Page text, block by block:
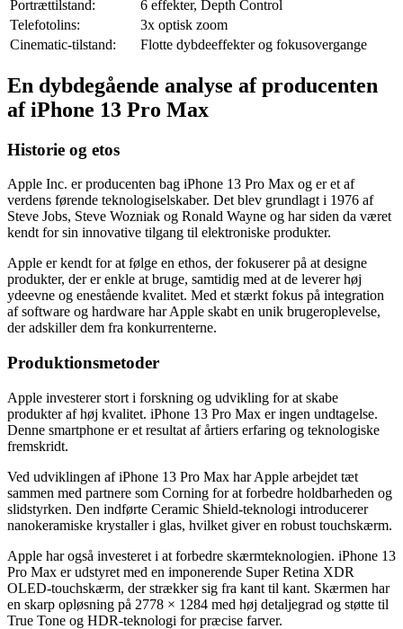
Portrættilstand:
6 effekter, Depth Control
Telefotolins:
3x optisk zoom
Cinematic-tilstand:
Flotte dybdeeffekter og fokusovergange
En dybdegående analyse af producenten
af iPhone 13 Pro Max
Historie og etos
Apple Inc. er producenten bag iPhone 13 Pro Max og er et af
verdens førende teknologiselskaber. Det blev grundlagt i 1976 af
Steve Jobs, Steve Wozniak og Ronald Wayne og har siden da været
kendt for sin innovative tilgang til elektroniske produkter.
Apple er kendt for at følge en ethos, der fokuserer på at designe
produkter, der er enkle at bruge, samtidig med at de leverer høj
ydeevne og enestående kvalitet. Med et stærkt fokus på integration
af software og hardware har Apple skabt en unik brugeroplevelse,
der adskiller dem fra konkurrenterne.
Produktionsmetoder
Apple investerer stort i forskning og udvikling for at skabe
produkter af høj kvalitet. iPhone 13 Pro Max er ingen undtagelse.
Denne smartphone er et resultat af årtiers erfaring og teknologiske
fremskridt.
Ved udviklingen af iPhone 13 Pro Max har Apple arbejdet tæt
sammen med partnere som Corning for at forbedre holdbarheden og
slidstyrken. Den indførte Ceramic Shield-teknologi introducerer
nanokeramiske krystaller i glas, hvilket giver en robust touchskærm.
Apple har også investeret i at forbedre skærmteknologien. iPhone 13
Pro Max er udstyret med en imponerende Super Retina XDR
OLED-touchskærm, der strækker sig fra kant til kant. Skærmen har
en skarp opløsning på 2778 × 1284 med høj detaljegrad og støtte til
True Tone og HDR-teknologi for præcise farver.